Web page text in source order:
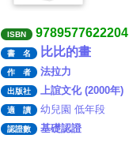
ISBN 9789577622204
書 名 比比的畫
作 者 法拉力
出版社 上誼文化 (2000年)
適 讀 幼兒園 低年段
認證數 基礎認證